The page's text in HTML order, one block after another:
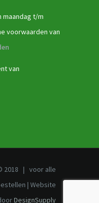
maandag t/m
voorwaarden van
van
2018 | voor alle
| Website
DesignSupply